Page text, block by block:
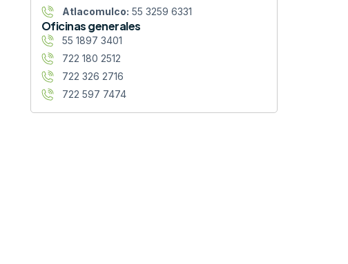
Atlacomulco: 55 3259 6331
Oficinas generales
55 1897 3401
722 180 2512
722 326 2716
722 597 7474